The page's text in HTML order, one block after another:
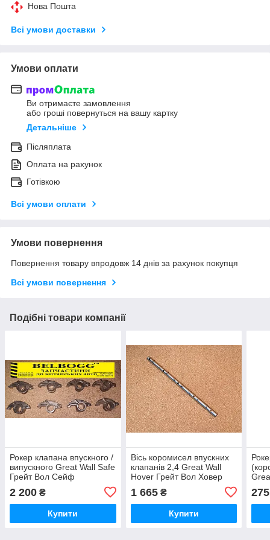
Нова Пошта
Всі умови доставки
Умови оплати
Ви отримаєте замовлення
або гроші повернуться на вашу картку
Детальніше
Післяплата
Оплата на рахунок
Готівкою
Всі умови оплати
Умови повернення
Повернення товару впродовж 14 днів за рахунок покупця
Всі умови повернення
Подібні товари компанії
Рокер клапана впускного /
випускного Great Wall Safe
Грейт Вол Сейф
2 200 ₴
Купити
Вісь коромисел впускних
клапанів 2,4 Great Wall
Hover Грейт Вол Ховер
1 665₴
Купити
275